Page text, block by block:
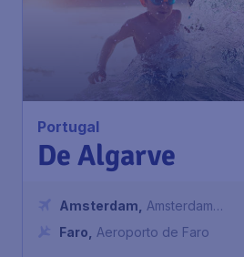
Portugal
De Algarve
Amsterdam
Amsterdam
Airport Schiphol
Faro Aeroporto de Faro